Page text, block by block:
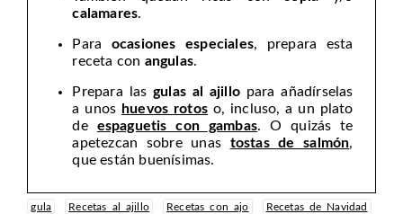
calamares.
Para ocasiones especiales, prepara esta
receta con angulas.
Prepara las gulas al ajillo para añadírselas
a unos huevos rotos o, incluso, a un plato
de espaguetis con gambas. O quizás te
apetezcan sobre unas tostas de salmón,
que están buenísimas.
gula Recetas al ajillo Recetas con ajo Recetas de Navidad